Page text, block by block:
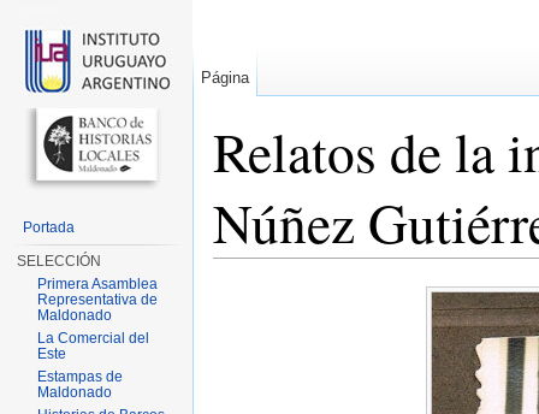
Relatos de la
Núñez
Página
Portada
SELECCIÓN
Primera Asamblea
Representativa de
Maldonado
La Comercial del
Este
Estampas de
Maldonado